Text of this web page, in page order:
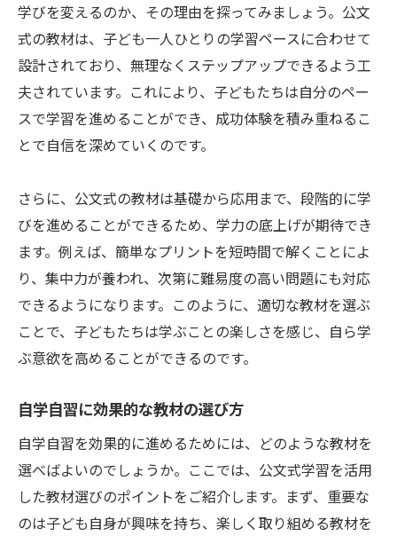
学びを変えるのか、その理由を探ってみましょう。公文
式の教材は、子ども一人ひとりの学習ペースに合わせて
設計されており、無理なくステップアップできるよう工
夫されています。これにより、子どもたちは自分のペー
スで学習を進めることができ、成功体験を積み重ねるこ
とで自信を深めていくのです。
さらに、公文式の教材は基礎から応用まで、段階的に学
びを進めることができるため、学力の底上げが期待でき
ます。例えば、簡単なプリントを短時間で解くことによ
り、集中力が養われ、次第に難易度の高い問題にも対応
できるようになります。このように、適切な教材を選ぶ
ことで、子どもたちは学ぶことの楽しさを感じ、自ら学
ぶ意欲を高めることができるのです。
自学自習に効果的な教材の選び方
自学自習を効果的に進めるためには、どのような教材を
選べばよいのでしょうか。ここでは、公文式学習を活用
した教材選びのポイントをご紹介します。まず、重要な
のは子ども自身が興味を持ち、楽しく取り組める教材を